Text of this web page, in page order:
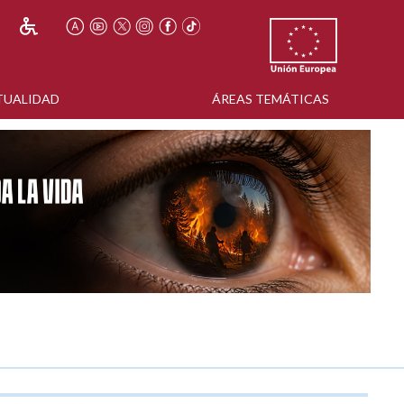
ÁREAS TEMÁTICAS